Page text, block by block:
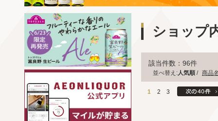
ショップ
該当件数：96件
並べ替え:人気順 / 商品
1 2 3